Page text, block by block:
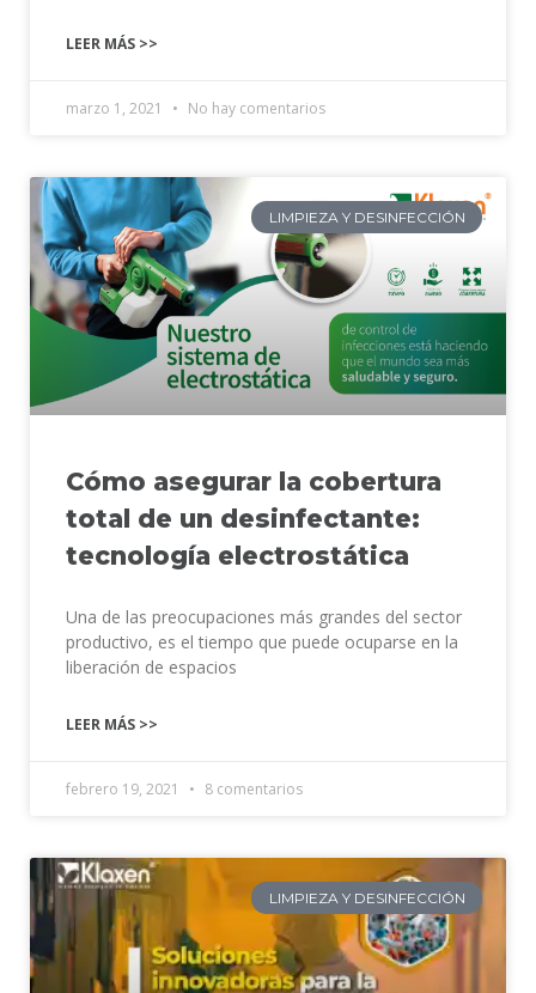
LEER MÁS >>
marzo 1, 2021 No hay comentarios
LIMPIEZA Y DESINFECCIÓN
Cómo asegurar la cobertura
total de un desinfectante:
tecnología electrostática
Una de las preocupaciones más grandes del sector
productivo, es el tiempo que puede ocuparse en la
liberación de espacios
LEER MÁS >>
febrero 19, 2021 8 comentarios
LIMPIEZA Y DESINFECCIÓN